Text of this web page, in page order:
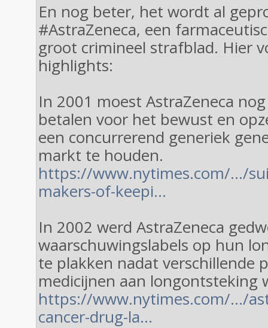
En nog beter, het wordt al
#AstraZeneca, een
groot crimineel strafblad. Hier
highlights:
In 2001 moest AstraZeneca
betalen voor het bewust en
een concurrerend generiek
markt te houden.
https://www.nytimes.com/…/
makers-of-keepi…
In 2002 werd AstraZeneca
waarschuwingslabels op hun
te plakken nadat verschillende
medicijnen aan longontsteking
https://www.nytimes.com/…/
cancer-drug-la…